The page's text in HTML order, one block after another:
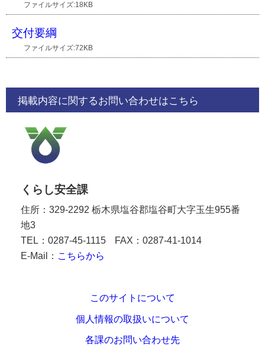
ファイルサイズ:18KB
交付要綱
ファイルサイズ:72KB
掲載内容に関するお問い合わせはこちら
くらし安全課
住所：329-2292 栃木県塩谷郡塩谷町大字玉生955番
地3
TEL：0287-45-1115
FAX：0287-41-1014
E-Mail： こちらから
このサイトについて
個人情報の取扱いについて
各課のお問い合わせ先